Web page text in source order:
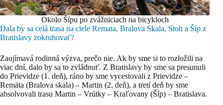
Okolo Šípu po zvážniciach na bicykloch
Dala by sa celá trasa na ciele Remata, Bralova Skala, Stoh a Šíp z
Bratislavy zokruhovať?
Zaujímavá rodinná výzva, prečo nie. Ak by sme si to rozložili na
viac dní, dalo by sa to zvládnuť. Z Bratislavy by sme sa presunuli
do Prievidze (1. deň), ráno by sme vycestovali z Prievidze –
Remäta (Bralova skala) – Martin (2. deň), a tretí deň by sme
absolvovali trasu Martin – Vrútky – Kraľovany (Šíp) – Bratislava.